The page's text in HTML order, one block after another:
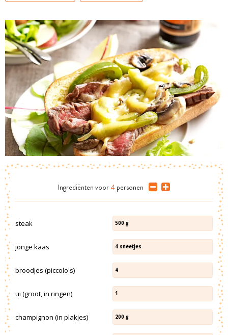
Ingrediënten voor 4 personen
steak 500 g
jonge kaas 4 sneetjes
broodjes (piccolo's) 4
ui (groot, in ringen) 1
champignon (in plakjes) 200 g